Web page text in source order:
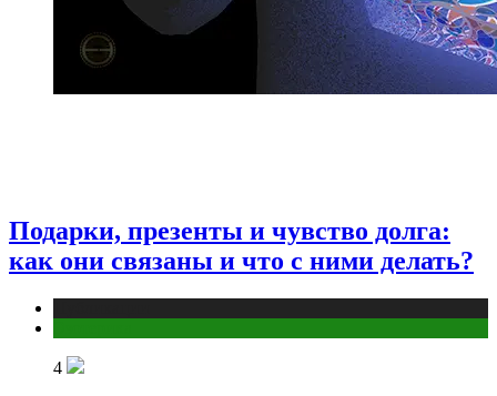
Подарки, презенты и чувство долга:
как они связаны и что с ними делать?
4